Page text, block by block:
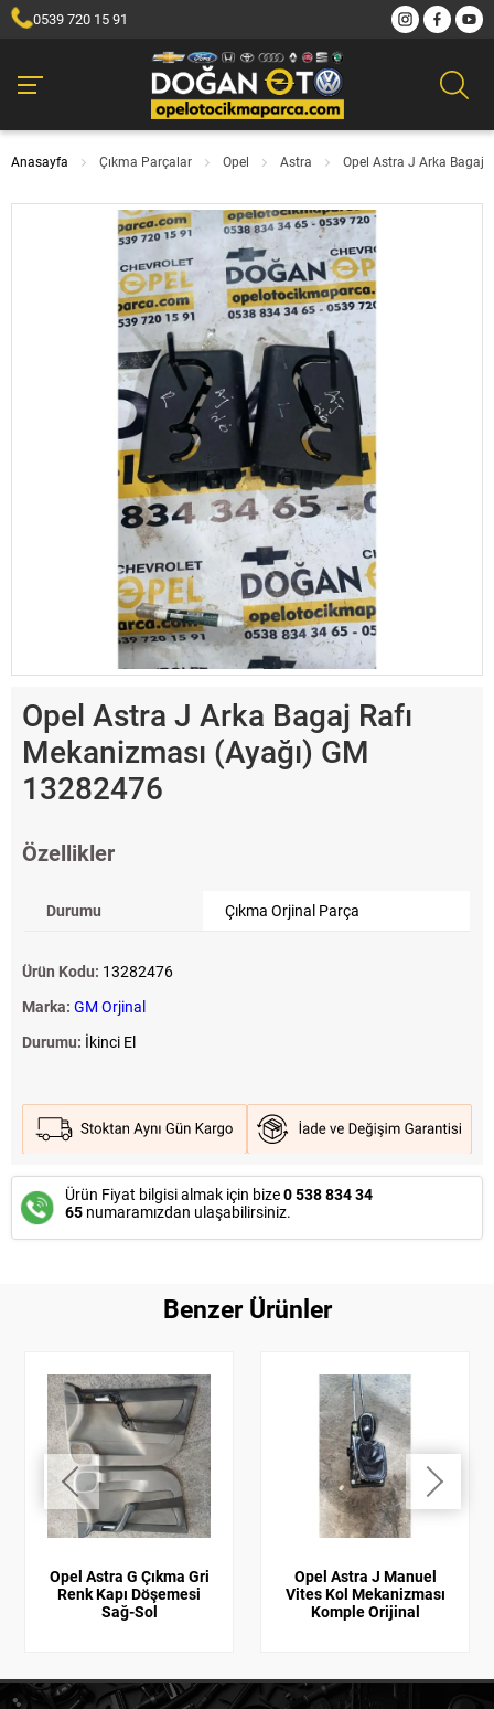
0539 720 15 91
Anasayfa Çıkma Parçalar Opel Astra Opel Astra J Arka Bagaj
Opel Astra J Arka Bagaj Rafı
Mekanizması (Ayağı) GM
13282476
Özellikler
Durumu Çıkma Orjinal Parça
Ürün Kodu: 13282476
Marka: GM Orjinal
Durumu: İkinci El
Ürün Fiyat bilgisi almak için bize0 538 834 34
65 numaramızdan ulaşabilirsiniz.
Benzer Ürünler
Opel Astra G Çıkma Gri
Renk Kapı Döşemesi
Sağ-Sol
Opel Astra J Manuel
Vites Kol Mekanizması
Komple Orijinal